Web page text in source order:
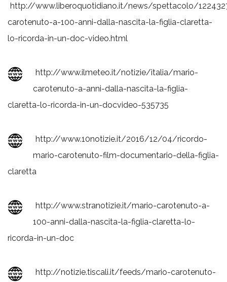
http://www.liberoquotidiano.it/news/spettacolo/
carotenuto-a-100-anni-dalla-nascita-la-figlia-claretta-
lo-ricorda-in-un-doc-video.html
http://www.ilmeteo.it/notizie/italia/mario-
carotenuto-a-anni-dalla-nascita-la-figlia-
claretta-lo-ricorda-in-un-docvideo-535735
http://www.10notizie.it/2016/12/04/ricordo-
mario-carotenuto-film-documentario-della-figlia-
claretta
http://www.stranotizie.it/mario-carotenuto-a-
100-anni-dalla-nascita-la-figlia-claretta-lo-
ricorda-in-un-doc
http://notizie.tiscali.it/feeds/mario-carotenuto-